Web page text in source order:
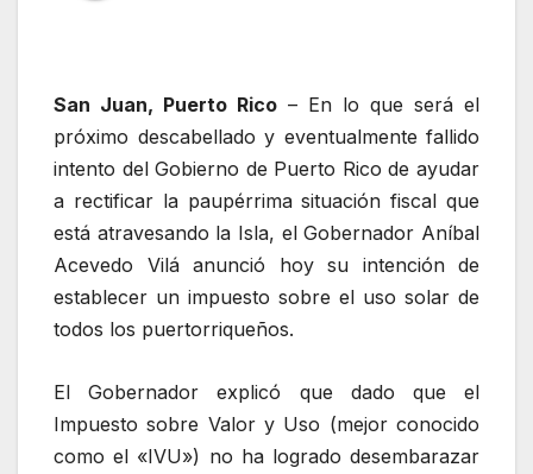
San Juan, Puerto Rico – En lo que será el
próximo descabellado y eventualmente fallido
intento del Gobierno de Puerto Rico de ayudar
a rectificar la paupérrima situación fiscal que
está atravesando la Isla, el Gobernador Aníbal
Acevedo Vilá anunció hoy su intención de
establecer un impuesto sobre el uso solar de
todos los puertorriqueños.
El Gobernador explicó que dado que el
Impuesto sobre Valor y Uso (mejor conocido
como el «IVU») no ha logrado desembarazar